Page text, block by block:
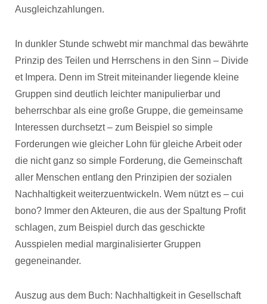
Ausgleichzahlungen.
In dunkler Stunde schwebt mir manchmal das bewährte
Prinzip des Teilen und Herrschens in den Sinn – Divide
et Impera. Denn im Streit miteinander liegende kleine
Gruppen sind deutlich leichter manipulierbar und
beherrschbar als eine große Gruppe, die gemeinsame
Interessen durchsetzt – zum Beispiel so simple
Forderungen wie gleicher Lohn für gleiche Arbeit oder
die nicht ganz so simple Forderung, die Gemeinschaft
aller Menschen entlang den Prinzipien der sozialen
Nachhaltigkeit weiterzuentwickeln. Wem nützt es – cui
bono? Immer den Akteuren, die aus der Spaltung Profit
schlagen, zum Beispiel durch das geschickte
Ausspielen medial marginalisierter Gruppen
gegeneinander.
Auszug aus dem Buch: Nachhaltigkeit in Gesellschaft